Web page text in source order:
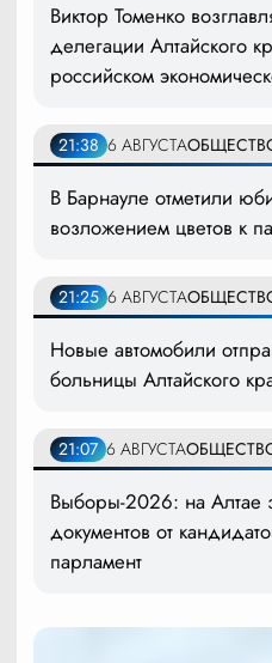
Виктор Томенко
делегации Алтайского
российском
21:38 6 АВГУСТА
В Барнауле отметили
возложением цветов к
21:25 6 АВГУСТА
Новые автомобили
больницы Алтайского
21:07 6 АВГУСТА
Выборы-2026: на Алтае
документов от
парламент